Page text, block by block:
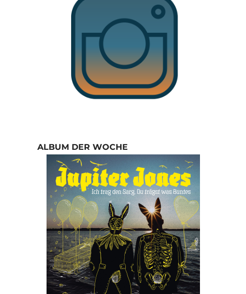
ALBUM DER WOCHE